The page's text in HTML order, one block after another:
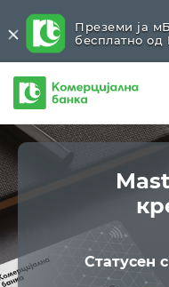
Физички лица
Блог
Close submenu
Mastercard® Platinum
Комерцијална
банка
Статусен
Преземи ја
бесплатно од